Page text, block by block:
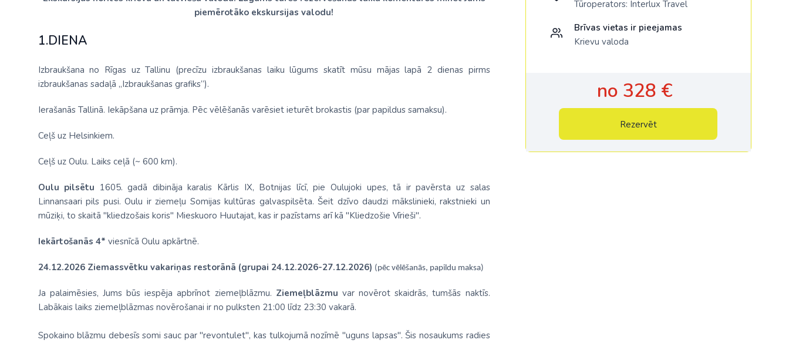
Saūda Arābija
Uzbekistāna
piemērotāko ekskursijas valodu!
1.DIENA
Izbraukšana no Rīgas uz Tallinu (precīzu izbraukšanas laiku lūgums skatīt mūsu mājas lapā 2 dienas pirms
izbraukšanas sadaļā „Izbraukšanas grafiks”).
Ierašanās Tallinā. Iekāpšana uz prāmja. Pēc vēlēšanās varēsiet ieturēt brokastis (par papildus samaksu).
Ceļš uz Helsinkiem.
Ceļš uz Oulu. Laiks ceļā (~ 600 km).
Oulu pilsētu 1605. gadā dibināja karalis Kārlis IX, Botnijas līcī, pie Oulujoki upes, tā ir pavērsta uz salas
Linnansaari pils pusi. Oulu ir ziemeļu Somijas kultūras galvaspilsēta. Šeit dzīvo daudzi mākslinieki, rakstnieki un
mūziķi, to skaitā "kliedzošais koris" Mieskuoro Huutajat, kas ir pazīstams arī kā "Kliedzošie Vīrieši".
Iekārtošanās 4* viesnīcā Oulu apkārtnē.
24.12.2026 Ziemassvētku vakariņas restorānā (grupai 24.12.2026-27.12.2026) (pēc vēlēšanās, papildu maksa)
Ja palaimēsies, Jums būs iespēja apbrīnot ziemeļblāzmu. Ziemeļblāzmu var novērot skaidrās, tumšās naktīs.
Labākais laiks ziemeļblāzmas novērošanai ir no pulksten 21:00 līdz 23:30 vakarā.
Spokaino blāzmu debesīs somi sauc par "revontulet", kas tulkojumā nozīmē "uguns lapsas". Šis nosaukums radies
Tūroperators: Interlux Travel
Brīvas vietas ir pieejamas
Krievu valoda
no 328 €
Rezervēt